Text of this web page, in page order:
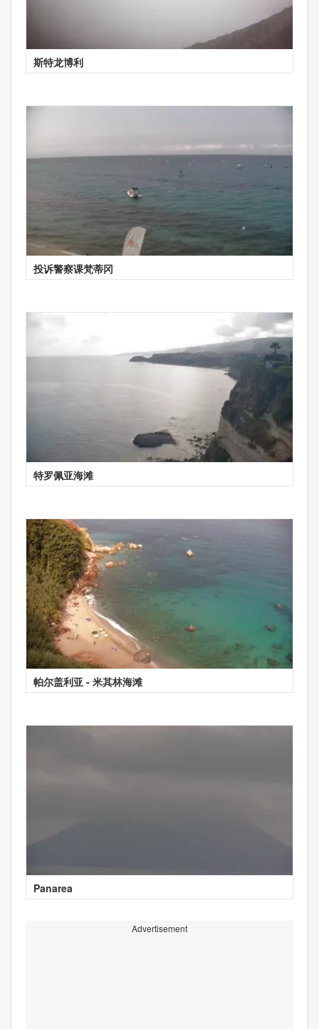
斯特龙博利
投诉警察课梵蒂冈
特罗佩亚海滩
帕尔盖利亚 - 米其林海滩
Panarea
Advertisement